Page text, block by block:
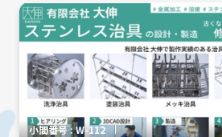
小間番号 : W-112